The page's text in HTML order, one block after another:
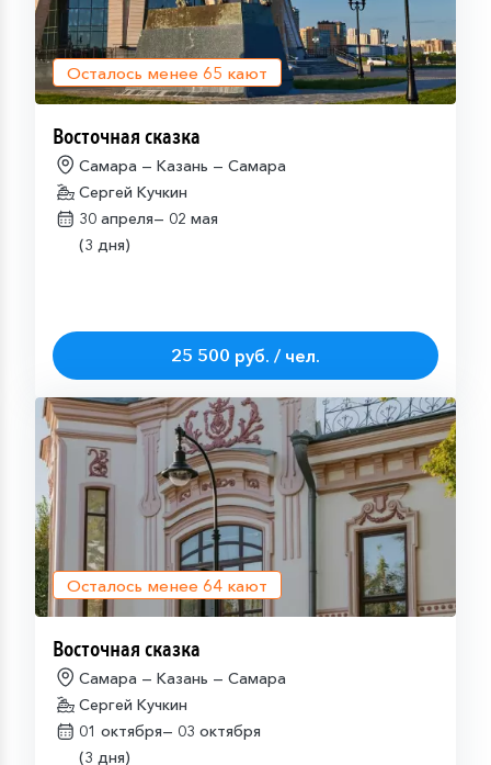
Осталось менее 65 кают
Восточная сказка
Самара — Казань — Самара
Сергей Кучкин
30 апреля— 02 мая
(3 дня)
25 500 руб. / чел.
Осталось менее 64 кают
Восточная сказка
Самара — Казань — Самара
Сергей Кучкин
01 октября— 03 октября
(3 дня)